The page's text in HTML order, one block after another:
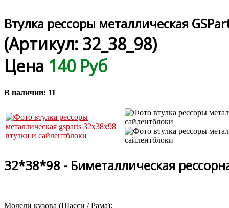
Втулка рессоры металлическая
(Артикул: 32_38_98)
Цена 140 Руб
В наличии: 11
32*38*98 - Биметаллическая
Модели кузова (Шасси / Рама):